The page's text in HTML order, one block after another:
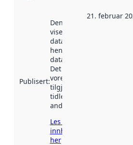
Publisert:
Denne datoen
viser når
datasettet vart
henta inn av
data.norge.no.
Det kan ha
vore
tilgjengeleg
tidlegare
andre stader.
Les meir om
innhenting
her
21. februar